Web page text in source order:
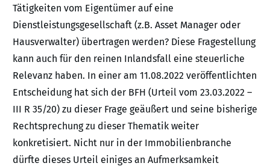
Tätigkeiten vom Eigentümer auf eine
Dienstleistungsgesellschaft (z.B. Asset Manager oder
Hausverwalter) übertragen werden? Diese Fragestellung
kann auch für den reinen Inlandsfall eine steuerliche
Relevanz haben. In einer am 11.08.2022 veröffentlichten
Entscheidung hat sich der BFH (Urteil vom 23.03.2022 –
III R 35/20) zu dieser Frage geäußert und seine bisherige
Rechtsprechung zu dieser Thematik weiter
konkretisiert. Nicht nur in der Immobilienbranche
dürfte dieses Urteil einiges an Aufmerksamkeit